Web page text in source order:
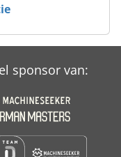
sponsor van: